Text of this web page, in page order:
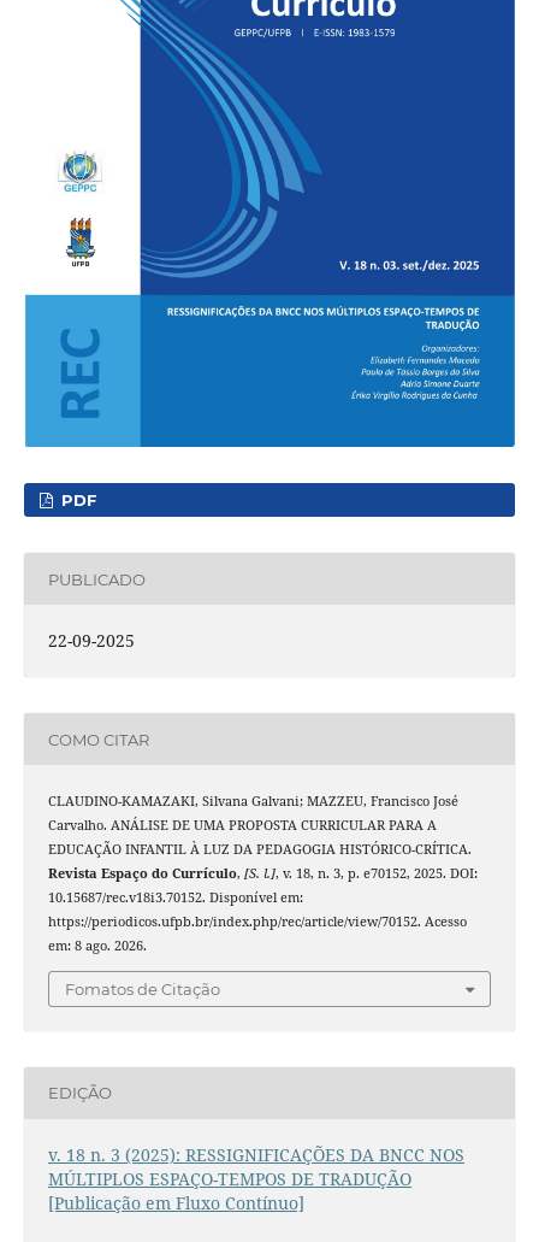
PDF
PUBLICADO
22-09-2025
COMO CITAR
CLAUDINO-KAMAZAKI, Silvana Galvani; MAZZEU, Francisco José
Carvalho. ANÁLISE DE UMA PROPOSTA CURRICULAR PARA A
EDUCAÇÃO INFANTIL À LUZ DA PEDAGOGIA HISTÓRICO-CRÍTICA.
Revista Espaço do Currículo, [S. l.], v. 18, n. 3, p. e70152, 2025. DOI:
10.15687/rec.v18i3.70152. Disponível em:
https://periodicos.ufpb.br/index.php/rec/article/view/70152. Acesso
em: 8 ago. 2026.
Fomatos de Citação
EDIÇÃO
v. 18 n. 3 (2025): RESSIGNIFICAÇÕES DA BNCC NOS
MÚLTIPLOS ESPAÇO-TEMPOS DE TRADUÇÃO
[Publicação em Fluxo Contínuo]